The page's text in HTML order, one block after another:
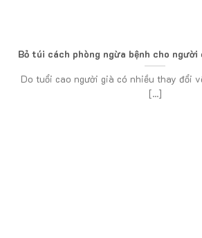
Bỏ túi cách phòng ngừa bệnh cho
Do tuổi cao người già có nhiều thay đổi
[...]